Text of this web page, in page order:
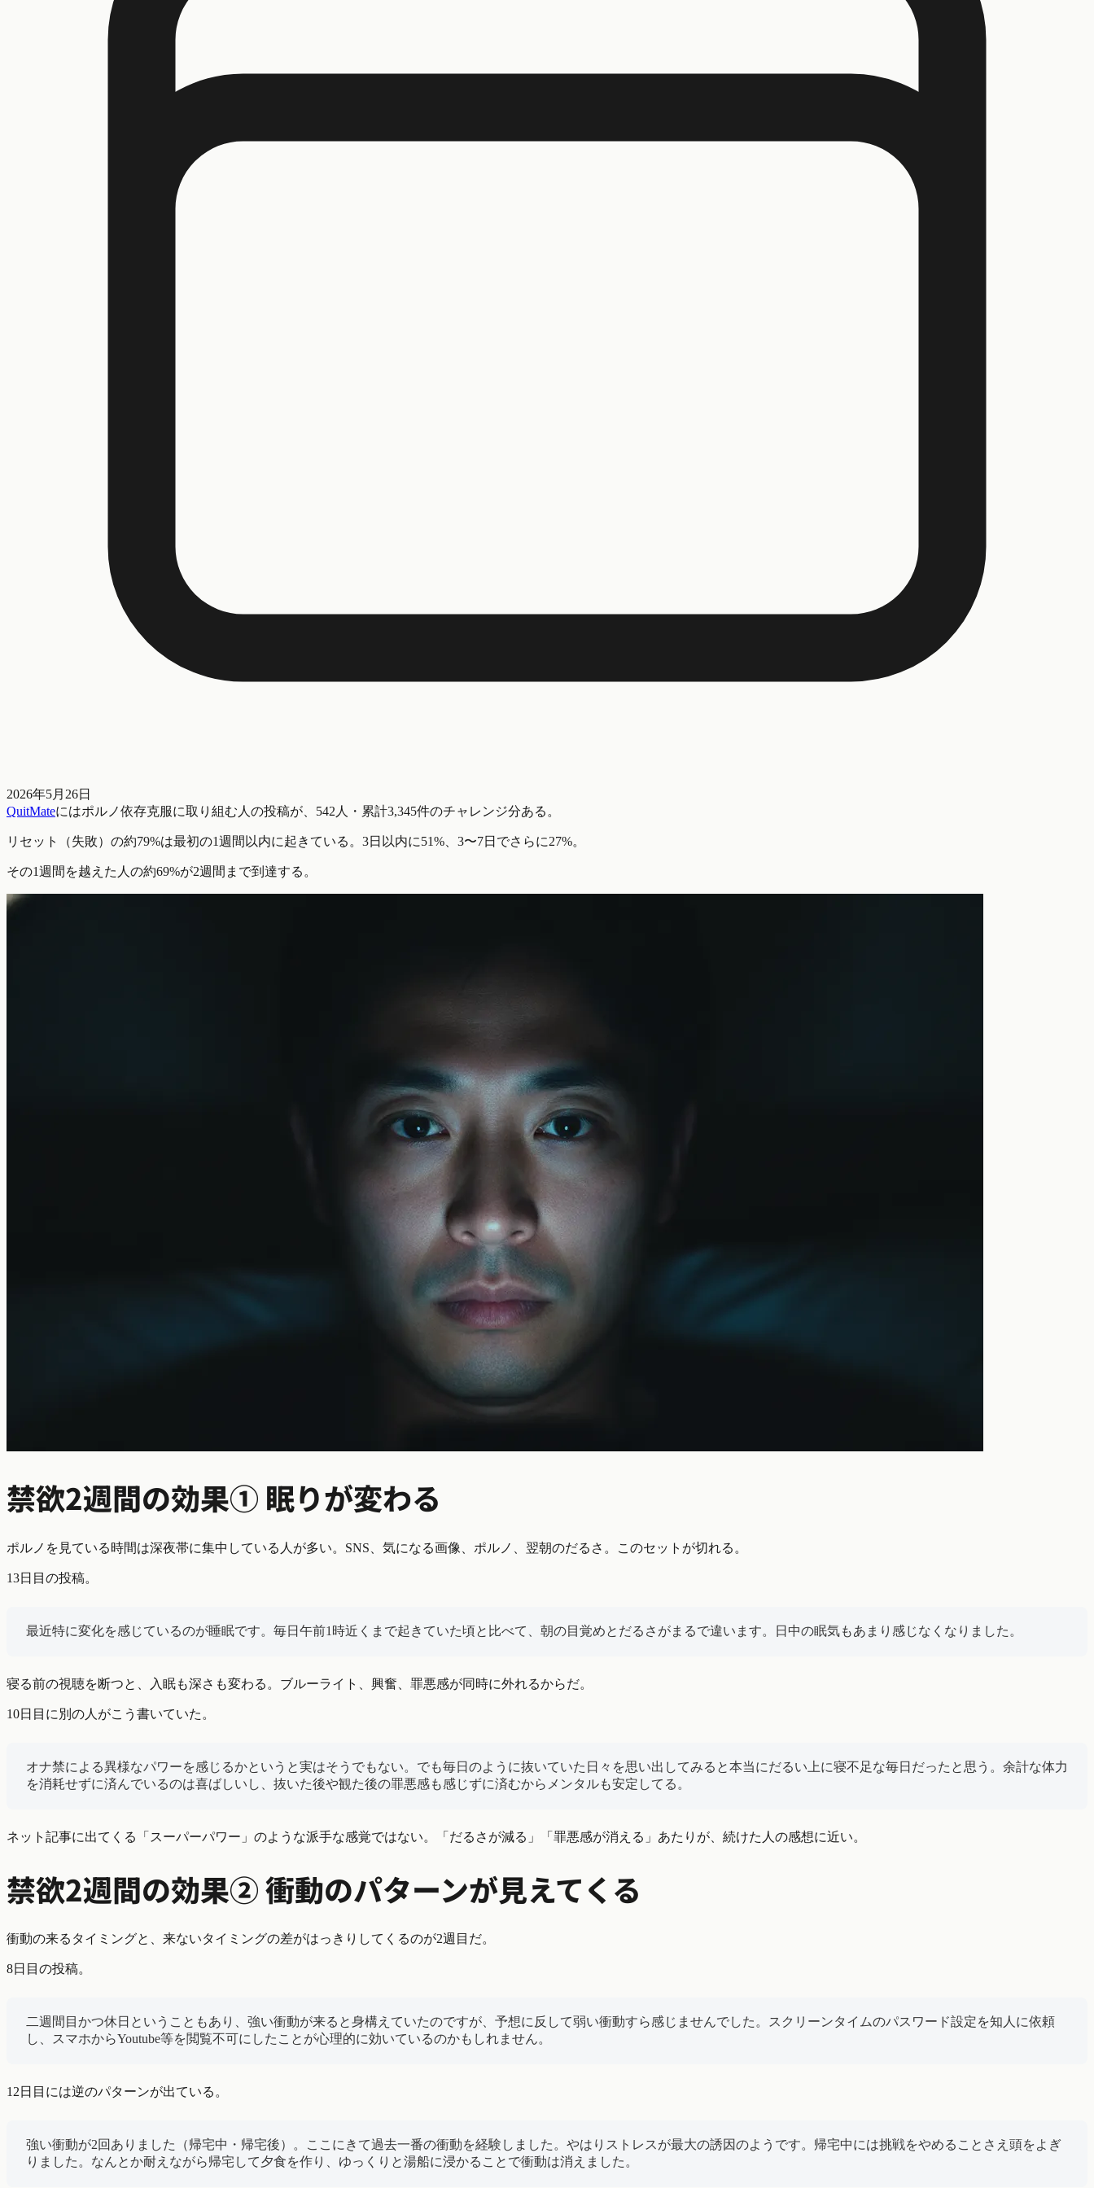
2026年5月26日
QuitMateにはポルノ依存克服に取り組む人の投稿が、542人・累計3,345件のチャレンジ分ある。
リセット（失敗）の約79%は最初の1週間以内に起きている。3日以内に51%、3〜7日でさらに27%。
その1週間を越えた人の約69%が2週間まで到達する。
禁欲2週間の効果① 眠りが変わる
ポルノを見ている時間は深夜帯に集中している人が多い。SNS、気になる画像、ポルノ、翌朝のだるさ。このセットが切れる。
13日目の投稿。
最近特に変化を感じているのが睡眠です。毎日午前1時近くまで起きていた頃と比べて、朝の目覚めとだるさがまるで違います。日中の眠気もあまり感じなくなりました。
寝る前の視聴を断つと、入眠も深さも変わる。ブルーライト、興奮、罪悪感が同時に外れるからだ。
10日目に別の人がこう書いていた。
オナ禁による異様なパワーを感じるかというと実はそうでもない。でも毎日のように抜いていた日々を思い出してみると本当にだるい上に寝不足な毎日だったと思う。余計な体力
を消耗せずに済んでいるのは喜ばしいし、抜いた後や観た後の罪悪感も感じずに済むからメンタルも安定してる。
ネット記事に出てくる「スーパーパワー」のような派手な感覚ではない。「だるさが減る」「罪悪感が消える」あたりが、続けた人の感想に近い。
禁欲2週間の効果② 衝動のパターンが見えてくる
衝動の来るタイミングと、来ないタイミングの差がはっきりしてくるのが2週目だ。
8日目の投稿。
二週間目かつ休日ということもあり、強い衝動が来ると身構えていたのですが、予想に反して弱い衝動すら感じませんでした。スクリーンタイムのパスワード設定を知人に依頼
し、スマホからYoutube等を閲覧不可にしたことが心理的に効いているのかもしれません。
12日目には逆のパターンが出ている。
強い衝動が2回ありました（帰宅中・帰宅後）。ここにきて過去一番の衝動を経験しました。やはりストレスが最大の誘因のようです。帰宅中には挑戦をやめることさえ頭をよぎ
りました。なんとか耐えながら帰宅して夕食を作り、ゆっくりと湯船に浸かることで衝動は消えました。